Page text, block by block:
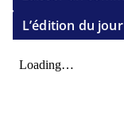
L’édition du jour